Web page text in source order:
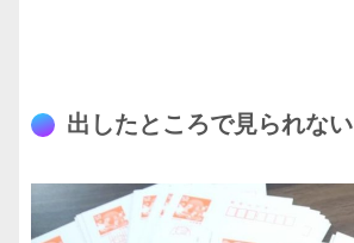
出したところで見られない